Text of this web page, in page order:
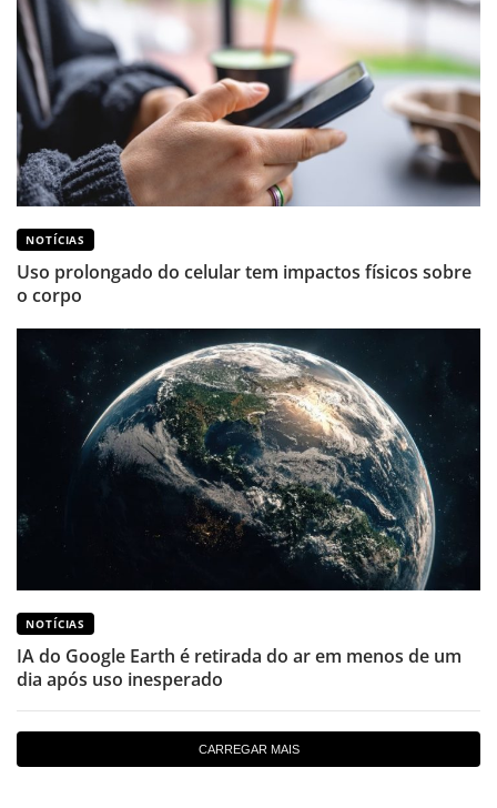
NOTÍCIAS
Uso prolongado do celular tem impactos físicos sobre
o corpo
NOTÍCIAS
IA do Google Earth é retirada do ar em menos de um
dia após uso inesperado
CARREGAR MAIS